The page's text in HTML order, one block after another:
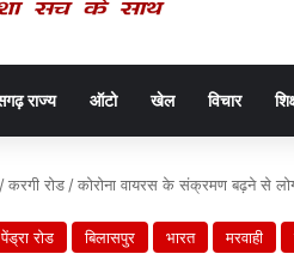
राज्य ऑटो खेल विचार
/करगी रोड /कोरोना वायरस के संक्रमण बढ़ने से
पेंड्रा रोड बिलासपुर भारत मरवाही